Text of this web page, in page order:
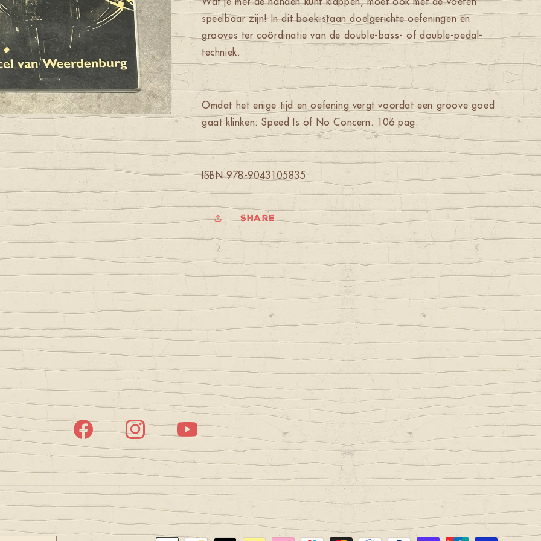
speelbaar zijn! In dit boek staan doelgerichte oefeningen en
grooves ter coördinatie van de double-bass- of double-pedal-
techniek.
Omdat het enige tijd en oefening vergt voordat een groove goed
gaat klinken: Speed Is of No Concern. 106 pag.
ISBN 978-9043105835
Share
FacebookInstagramYouTube